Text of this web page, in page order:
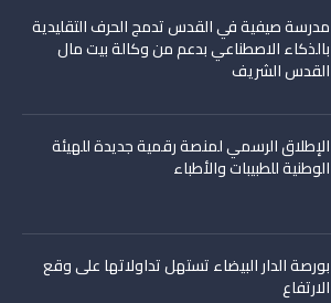
مدرسة صيفية في القدس تدمج الحرف التقليدية
بالذكاء الاصطناعي بدعم من وكالة بيت مال
القدس الشريف
الإطلاق الرسمي لمنصة رقمية جديدة للهيئة
الوطنية للطبيبات والأطباء
بورصة الدار البيضاء تستهل تداولاتها على وقع
الارتفاع